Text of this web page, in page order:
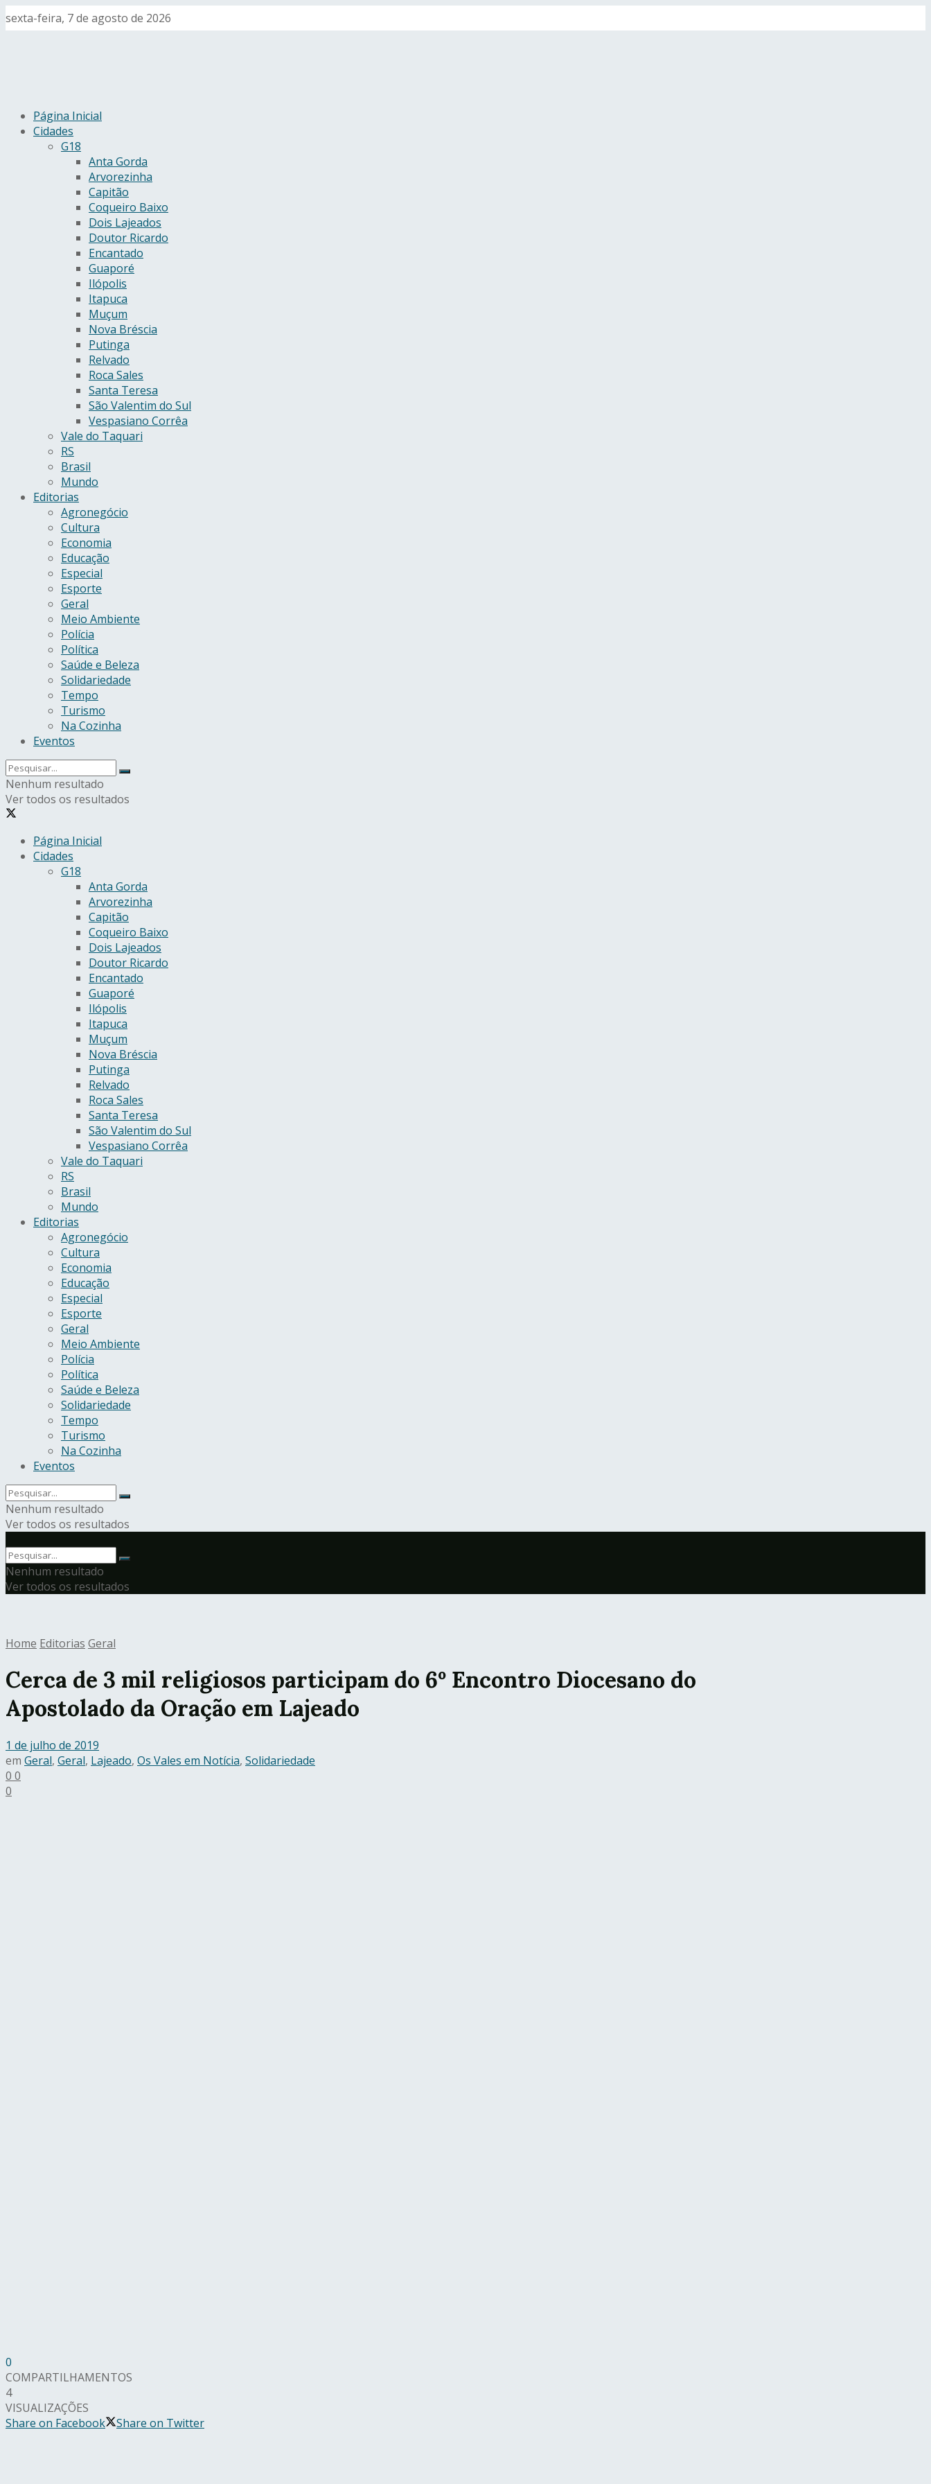
sexta-feira, 7 de agosto de 2026
Página Inicial
Cidades
G18
Anta Gorda
Arvorezinha
Capitão
Coqueiro Baixo
Dois Lajeados
Doutor Ricardo
Encantado
Guaporé
Ilópolis
Itapuca
Muçum
Nova Bréscia
Putinga
Relvado
Roca Sales
Santa Teresa
São Valentim do Sul
Vespasiano Corrêa
Vale do Taquari
RS
Brasil
Mundo
Editorias
Agronegócio
Cultura
Economia
Educação
Especial
Esporte
Geral
Meio Ambiente
Polícia
Política
Saúde e Beleza
Solidariedade
Tempo
Turismo
Na Cozinha
Eventos
Nenhum resultado
Ver todos os resultados
Página Inicial
Cidades
G18
Anta Gorda
Arvorezinha
Capitão
Coqueiro Baixo
Dois Lajeados
Doutor Ricardo
Encantado
Guaporé
Ilópolis
Itapuca
Muçum
Nova Bréscia
Putinga
Relvado
Roca Sales
Santa Teresa
São Valentim do Sul
Vespasiano Corrêa
Vale do Taquari
RS
Brasil
Mundo
Editorias
Agronegócio
Cultura
Economia
Educação
Especial
Esporte
Geral
Meio Ambiente
Polícia
Política
Saúde e Beleza
Solidariedade
Tempo
Turismo
Na Cozinha
Eventos
Nenhum resultado
Ver todos os resultados
Nenhum resultado
Ver todos os resultados
Home Editorias Geral
Cerca de 3 mil religiosos participam do 6º Encontro Diocesano do
Apostolado da Oração em Lajeado
1 de julho de 2019
em Geral, Geral, Lajeado, Os Vales em Notícia, Solidariedade
0 0
0
0
COMPARTILHAMENTOS
4
VISUALIZAÇÕES
Share on Facebook
Share on Twitter